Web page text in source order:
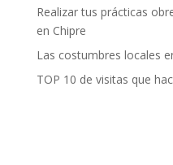
Realizar tus prácticas
en Chipre
Las costumbres locales
TOP 10 de visitas que